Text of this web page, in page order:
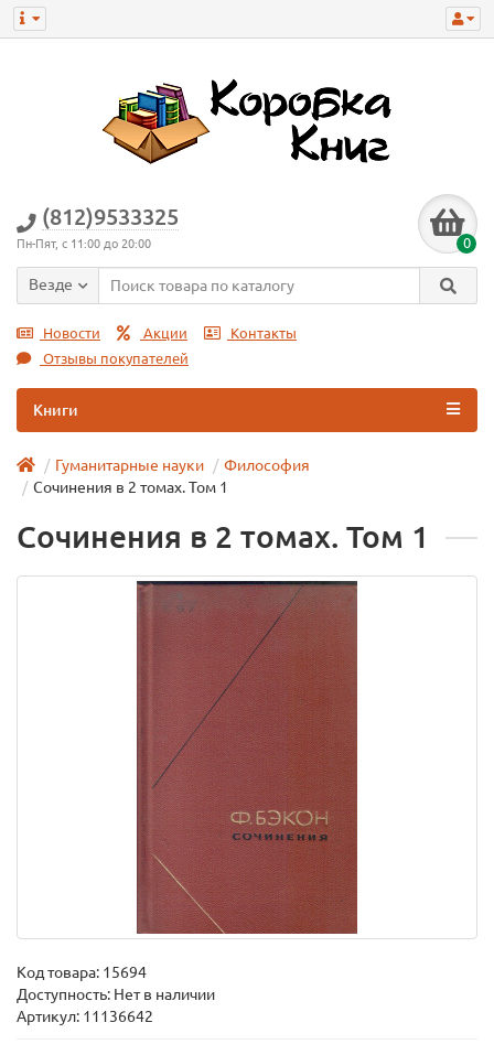
(812)9533325
Пн-Пят, с 11:00 до 20:00 0
Везде
Новости Акции
Контакты
Отзывы покупателей
Книги
Гуманитарные науки
Философия
Сочинения в 2 томах. Том 1
Сочинения в 2 томах. Том 1
Код товара: 15694
Доступность: Нет в наличии
Артикул: 11136642